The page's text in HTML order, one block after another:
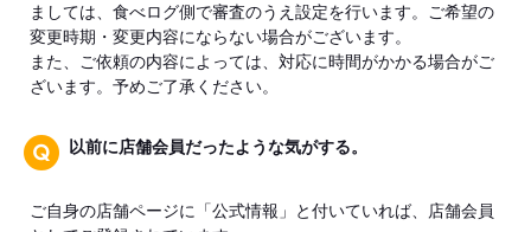
ましては、食べログ側で審査のうえ設定を行います。ご希望の
変更時期・変更内容にならない場合がございます。
また、ご依頼の内容によっては、対応に時間がかかる場合がご
ざいます。予めご了承ください。
以前に店舗会員だったような気がする。
ご自身の店舗ページに「公式情報」と付いていれば、店舗会員